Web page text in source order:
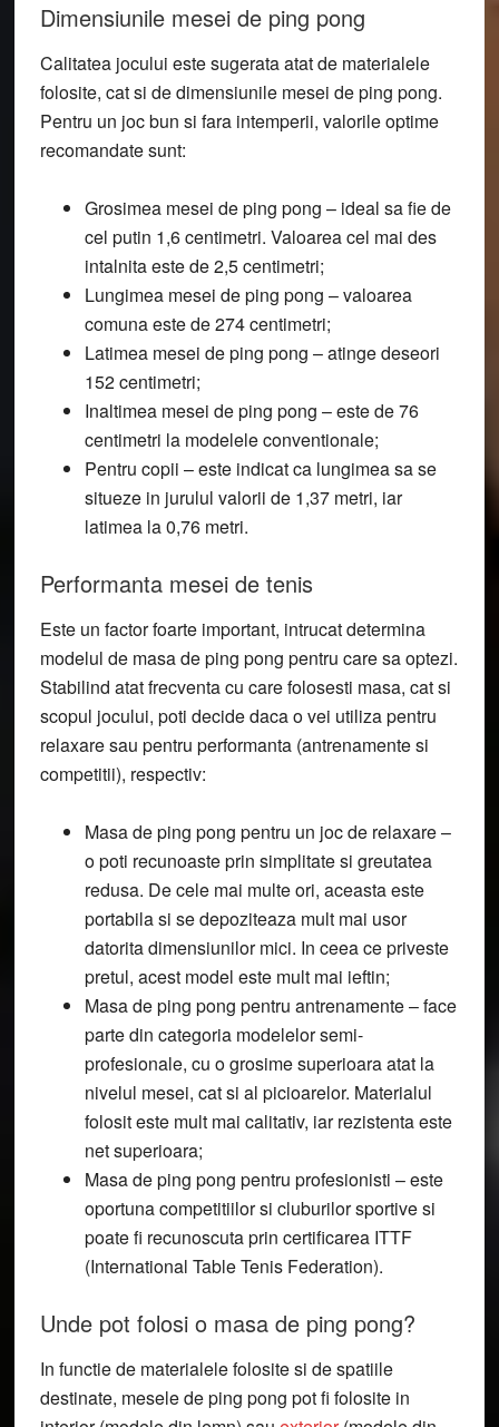
Dimensiunile mesei de ping pong
Calitatea jocului este sugerata atat de materialele
folosite, cat si de dimensiunile mesei de ping pong.
Pentru un joc bun si fara intemperii, valorile optime
recomandate sunt:
Grosimea mesei de ping pong – ideal sa fie de
cel putin 1,6 centimetri. Valoarea cel mai des
intalnita este de 2,5 centimetri;
Lungimea mesei de ping pong – valoarea
comuna este de 274 centimetri;
Latimea mesei de ping pong – atinge deseori
152 centimetri;
Inaltimea mesei de ping pong – este de 76
centimetri la modelele conventionale;
Pentru copii – este indicat ca lungimea sa se
situeze in jurulul valorii de 1,37 metri, iar
latimea la 0,76 metri.
Performanta mesei de tenis
Este un factor foarte important, intrucat determina
modelul de masa de ping pong pentru care sa optezi.
Stabilind atat frecventa cu care folosesti masa, cat si
scopul jocului, poti decide daca o vei utiliza pentru
relaxare sau pentru performanta (antrenamente si
competitii), respectiv:
Masa de ping pong pentru un joc de relaxare–
o poti recunoaste prin simplitate si greutatea
redusa. De cele mai multe ori, aceasta este
portabila si se depoziteaza mult mai usor
datorita dimensiunilor mici. In ceea ce priveste
pretul, acest model este mult mai ieftin;
Masa de ping pong pentru antrenamente– face
parte din categoria modelelor semi-
profesionale, cu o grosime superioara atat la
nivelul mesei, cat si al picioarelor. Materialul
folosit este mult mai calitativ, iar rezistenta este
net superioara;
Masa de ping pong pentru profesionisti – este
oportuna competitiilor si cluburilor sportive si
poate fi recunoscuta prin certificarea ITTF
(International Table Tenis Federation).
Unde pot folosi o masa de ping pong?
In functie de materialele folosite si de spatiile
destinate, mesele de ping pong pot fi folosite in